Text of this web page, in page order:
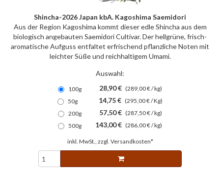
Shincha-2026 Japan kbA. Kagoshima Saemidori
Aus der Region Kagoshima kommt dieser edle Shincha aus dem
biologisch angebauten Saemidori Cultivar. Der hellgrüne, frisch-
aromatische Aufguss entfaltet erfrischend pflanzliche Noten mit
leichter Süße und reichhaltigem Umami.
Auswahl:
100g 28,90 € (289,00 € / kg)
50g
14,75 € (295,00 € / Kg)
200g
57,50 € (287,50 € / kg)
500g
143,00 € (286,00 € / kg)
inkl. MwSt., zzgl. Versandkosten*